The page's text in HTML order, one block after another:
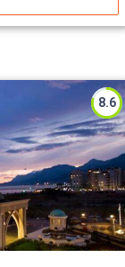
8.6